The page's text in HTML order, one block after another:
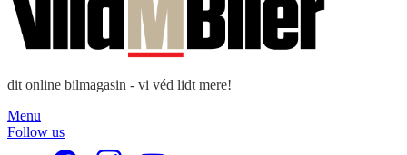
dit online bilmagasin - vi véd lidt mere!
Menu
Follow us